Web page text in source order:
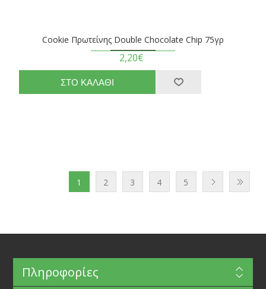
Cookie Πρωτείνης Double Chocolate Chip 75γρ
2,20€
1 2 3 4 5
Πληροφορίες